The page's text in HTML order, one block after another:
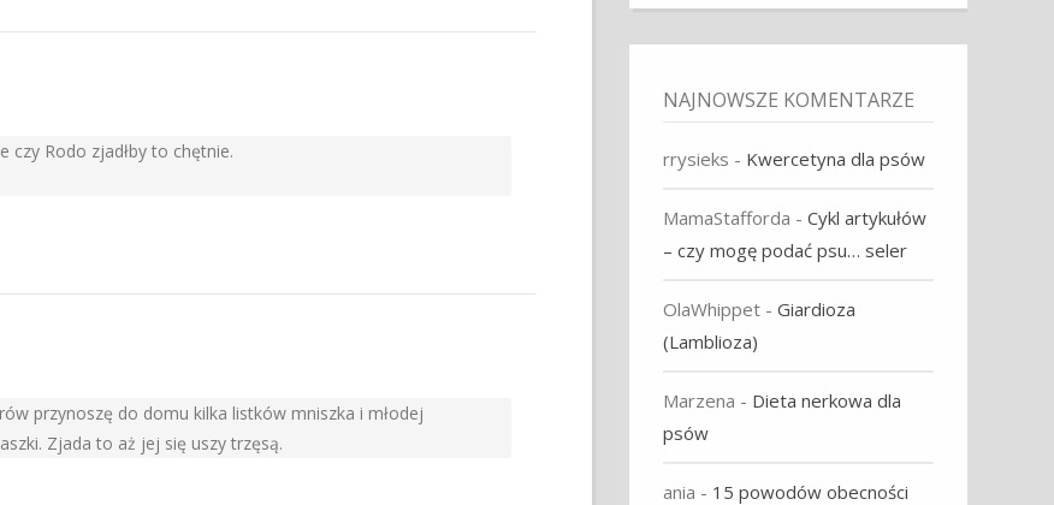
czy Rodo zjadłby to chętnie.
przynoszę do domu kilka listków mniszka i młodej
Zjada to aż jej się uszy trzęsą.
NAJNOWSZE KOMENTARZE
rrysieks - Kwercetyna dla psów
MamaStafforda -Cykl artykułów
– czy mogę podać psu… seler
OlaWhippet -Giardioza
(Lamblioza)
Marzena - Dieta nerkowa dla
psów
ania - 15 powodów obecności